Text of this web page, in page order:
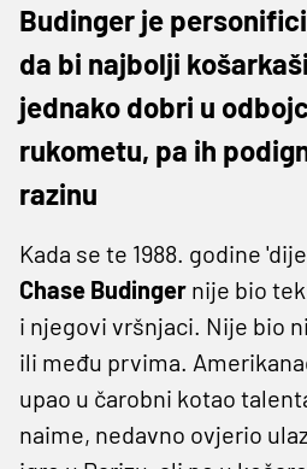
Budinger je
da bi najbolji
jednako dobri u
rukometu, pa ih
razinu
Kada se te 1988. godine
Chase Budinger nije bio
i njegovi vršnjaci. Nije bio
ili među prvima.
upao u čarobni kotao
naime, nedavno ovjerio